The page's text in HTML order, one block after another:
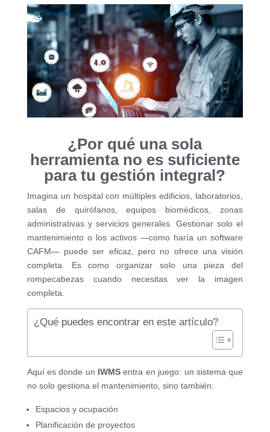
¿Por qué una sola
herramienta no es suficiente
para tu gestión integral?
Imagina un hospital con múltiples edificios, laboratorios,
salas de quirófanos, equipos biomédicos, zonas
administrativas y servicios generales. Gestionar solo el
mantenimiento o los activos —como haría un software
CAFM— puede ser eficaz, pero no ofrece una visión
completa. Es como organizar solo una pieza del
rompecabezas cuando necesitas ver la imagen
completa.
¿Qué puedes encontrar en este artículo?
Aquí es donde un IWMS entra en juego: un sistema que
no solo gestiona el mantenimiento, sino también:
Espacios y ocupación
Planificación de proyectos